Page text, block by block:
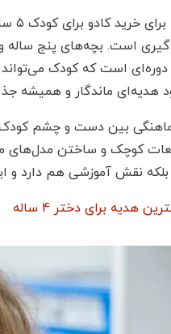
است. بچه‌های پنج
است که کودک
هدیه‌ای ماندگار و همیشه
بین دست و چشم کودک
کوچک و ساختن مدل‌های
نقش آموزشی هم دارد و
هدیه برای دختر 4 ساله